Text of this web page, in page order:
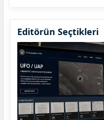
Editörün Seçtikleri